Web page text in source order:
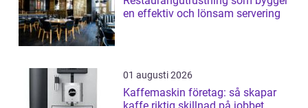
en effektiv och lönsam servering
01 augusti 2026
Kaffemaskin företag: så skapar